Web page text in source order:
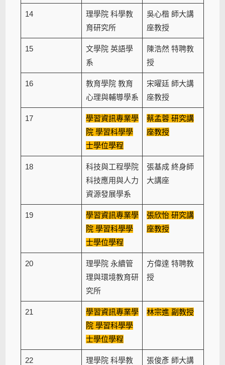
14
理學院 科學教
育研究所
吳心楷 師大講
座教授
15
文學院 英語學
系
陳浩然 特聘教
授
16
教育學院 教育
心理與輔導學系
宋曜廷 師大講
座教授
17
學習資訊專業學
院 學習科學學
士學位學程
蔡孟蓉 研究講
座教授
18
科技與工程學院
科技應用與人力
資源發展學系
張基成 終身師
大講座
19
學習資訊專業學
院 學習科學學
士學位學程
張欣怡 研究講
座教授
20
理學院 永續管
理與環境教育研
究所
方偉達 特聘教
授
21
學習資訊專業學
院 學習科學學
士學位學程
林宗進 副教授
22
理學院 科學教
張俊彥 師大講